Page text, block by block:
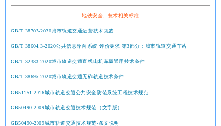
地铁安全、技术相关标准
GB/T 38707-2020城市轨道交通运营技术规范
GB/T 38604.3-2020公共信息导向系统 评价要求 第3部分：城市轨道交通车站
GB/T 32383-2020城市轨道交通直线电机车辆通用技术条件
GB/T 38695-2020城市轨道交通无砟轨道技术条件
GB51151-2016城市轨道交通公共安全防范系统工程技术规范
GB50490-2009城市轨道交通技术规范（文字版）
GB50490-2009城市轨道交通技术规范-条文说明